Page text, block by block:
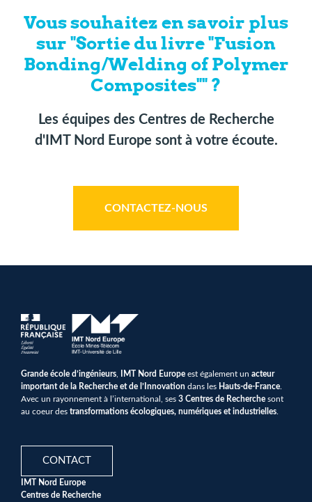
Vous souhaitez en savoir plus
sur "Sortie du livre "Fusion
Bonding/Welding of Polymer
Composites"" ?
Les équipes des Centres de Recherche
d'IMT Nord Europe sont à votre écoute.
CONTACTEZ-NOUS
Grande école d’ingénieurs IMT Nord Europe est également un acteur
important de la Recherche et de l’Innovation dans les Hauts-de-France
Avec un rayonnement à l’international, ses 3 Centres de Recherche sont
au coeur des transformations écologiques, numériques et industrielles
CONTACT
IMT Nord Europe
Centres de Recherche